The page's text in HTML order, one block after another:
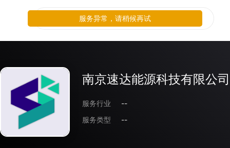
南京速达能源科技有限公司
服务行业
--
服务类型
--
服务异常，请稍候再试